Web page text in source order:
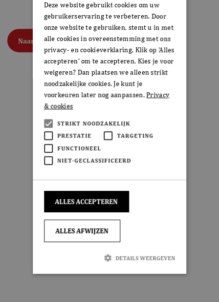
en gebak van
trots op het leveren van versgebakken
de hoogste kwaliteit aan onze
Naar de webshop
Deze website gebruikt cookies om uw
gebruikerservaring te verbeteren. Door
onze website te gebruiken, stemt u in met
alle cookies in overeenstemming met ons
privacy- en cookieverklaring. Klik op 'Alles
accepteren' om te accepteren. Kies je voor
weigeren? Dan plaatsen we alleen strikt
noodzakelijke cookies. Je kunt je
voorkeuren later nog aanpassen. Privacy
& cookies
STRIKT NOODZAKELIJK
PRESTATIE
TARGETING
FUNCTIONEEL
NIET-GECLASSIFICEERD
ALLES ACCEPTEREN
ALLES AFWIJZEN
DETAILS WEERGEVEN